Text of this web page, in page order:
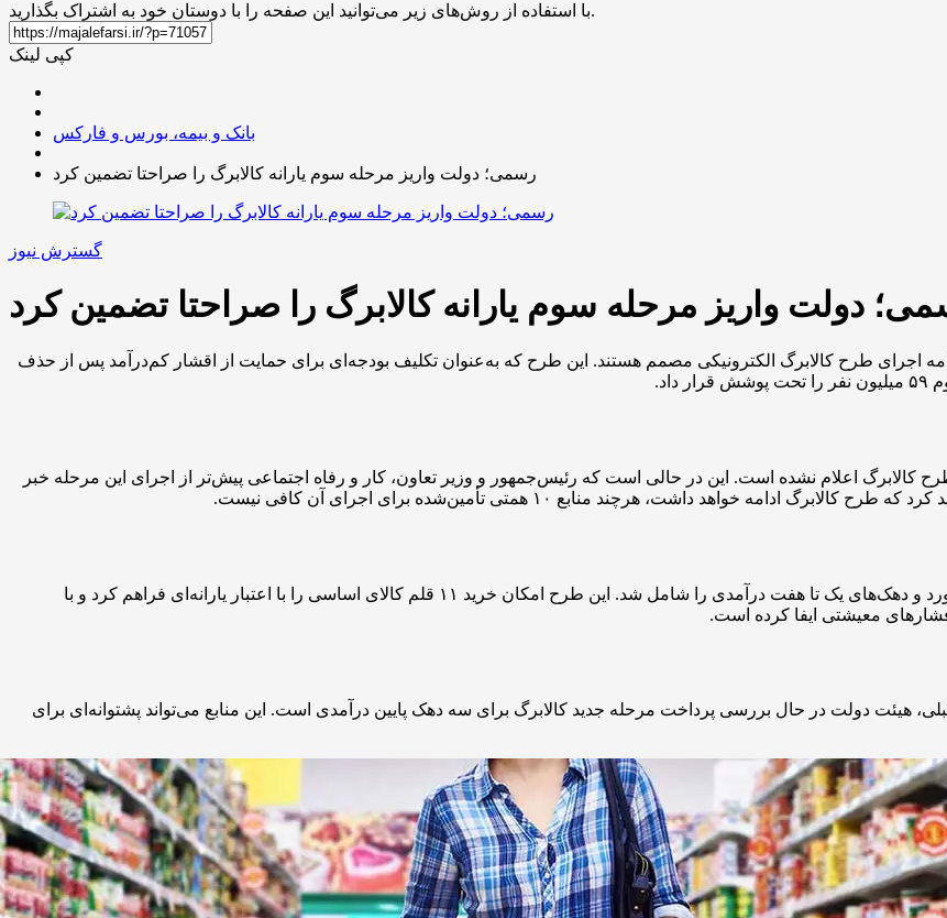
با استفاده از روش‌های زیر می‌توانید این صفحه را با دوستان خود به اشتراک بگذارید.
کپی لینک
بانک و بیمه، بورس و فارکس
رسمی؛ دولت واریز مرحله سوم یارانه کالابرگ را صراحتا تضمین کرد
گسترش نیوز
دولت واریز مرحله سوم یارانه کالابرگ را صراحتا تضمین کرد
اجرای طرح کالابرگ الکترونیکی مصمم هستند. این طرح که به‌عنوان تکلیف بودجه‌ای برای حمایت از اقشار کم‌درآمد پس از حذف
هنوز جزئیات مرحله سوم طرح کالابرگ اعلام نشده است. این در حالی است که رئیس‌جمهور و وزیر تعاون، کار و رفاه اجتماعی پیش‌تر از اجرای این مرحله خبر
خواهد داشت، هرچند منابع ۱۰ همتی تأمین‌شده برای اجرای آن کافی نیست.
طرح کالابرگ الکترونیکی از اسفندماه ۱۴۰۳ در دولت چهاردهم کلید خورد و دهک‌های یک تا هفت درآمدی را شامل شد. این طرح امکان خرید ۱۱ قلم کالای اساسی را با اعتبار یارانه‌ای فراهم کرد و با
معیشتی ایفا کرده است.
دو مرحله قبلی، هیئت دولت در حال بررسی پرداخت مرحله جدید کالابرگ برای سه دهک پایین درآمدی است. این منابع می‌تواند پشتوانه‌ای برای